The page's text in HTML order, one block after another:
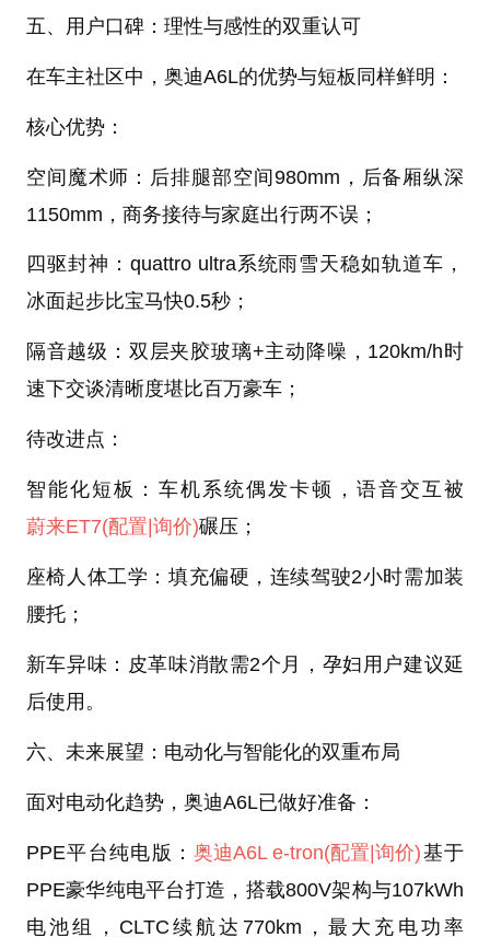
五、用户口碑：理性与感性的双重认可
在车主社区中，奥迪A6L的优势与短板同样鲜明：
核心优势：
空间魔术师：后排腿部空间980mm，后备厢纵深
1150mm，商务接待与家庭出行两不误；
四驱封神：quattro ultra系统雨雪天稳如轨道车，
冰面起步比宝马快0.5秒；
隔音越级：双层夹胶玻璃+主动降噪，120km/h时
速下交谈清晰度堪比百万豪车；
待改进点：
智能化短板：车机系统偶发卡顿，语音交互被
蔚来ET7(配置 |询价)碾压；
座椅人体工学：填充偏硬，连续驾驶2小时需加装
腰托；
新车异味：皮革味消散需2个月，孕妇用户建议延
后使用。
六、未来展望：电动化与智能化的双重布局
面对电动化趋势，奥迪A6L已做好准备：
PPE平台纯电版：奥迪A6L e-tron(配置|询价)基于
PPE豪华纯电平台打造，搭载800V架构与107kWh
电池组，CLTC续航达770km，最大充电功率